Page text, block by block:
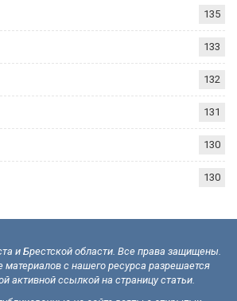
135
133
132
131
130
130
и Брестской области. Все права защищены.
с нашего ресурса разрешается
активной ссылкой на страницу статьи.